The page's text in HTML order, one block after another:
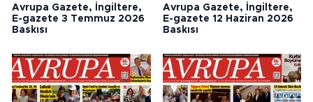
Avrupa Gazete, İngiltere,
E-gazete 3 Temmuz 2026
Baskısı
Avrupa Gazete, İngiltere,
E-gazete 12 Haziran 2026
Baskısı